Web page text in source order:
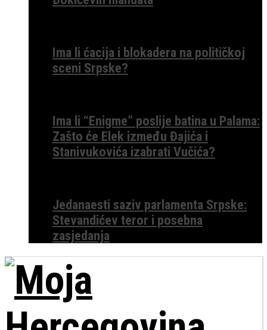
Ima li ćacija i blokadera na političkoj
sceni Srpske?
Ima li “Enigme” poslije batina u Palama:
Zašto će Elek između Đajića i
Stanivukovića izabrati Vučića?
Jedanaesti saziv parlamenta Srpske:
Stevandićev teror i posebna
zasjedanja